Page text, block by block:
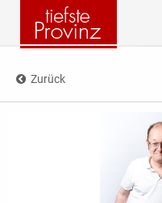
Zurück